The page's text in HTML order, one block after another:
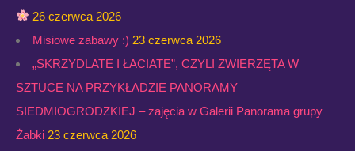
26 czerwca 2026
Misiowe zabawy :) 23 czerwca 2026
„SKRZYDLATE I ŁACIATE”, CZYLI ZWIERZĘTA W
SZTUCE NA PRZYKŁADZIE PANORAMY
SIEDMIOGRODZKIEJ – zajęcia w Galerii Panorama grupy
Żabki 23 czerwca 2026